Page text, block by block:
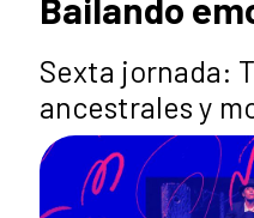
Sexta jornada:
ancestrales y